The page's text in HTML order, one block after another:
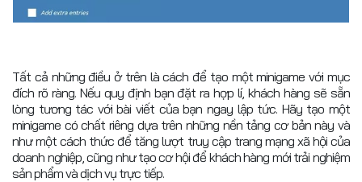
Tất cả những điều ở trên là cách để tạo một minigame với mục
đích rõ ràng. Nếu quy định bạn đặt ra hợp lí, khách hàng sẽ sẵn
lòng tương tác với bài viết của bạn ngay lập tức. Hãy tạo một
minigame có chất riêng dựa trên những nền tảng cơ bản này và
như một cách thức để tăng lượt truy cập trang mạng xã hội của
doanh nghiệp, cũng như tạo cơ hội để khách hàng mới trải nghiệm
sản phẩm và dịch vụ trực tiếp.